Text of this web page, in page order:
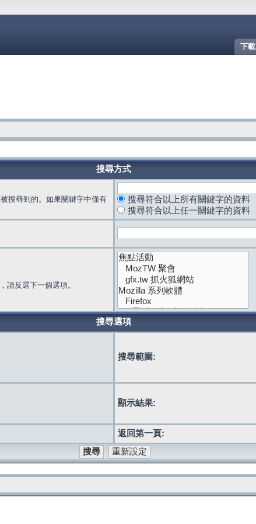
下載
搜尋方式
搜尋到的。如果關鍵字中僅有
搜尋符合以上所有關鍵字的資料
搜尋符合以上任一關鍵字的資料
請反選下一個選項。
搜尋選項
搜尋範圍:
顯示結果:
返回第一頁: